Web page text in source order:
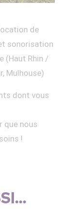
de
sonorisation
(Haut Rhin /
Mulhouse)
dont vous
que nous
!